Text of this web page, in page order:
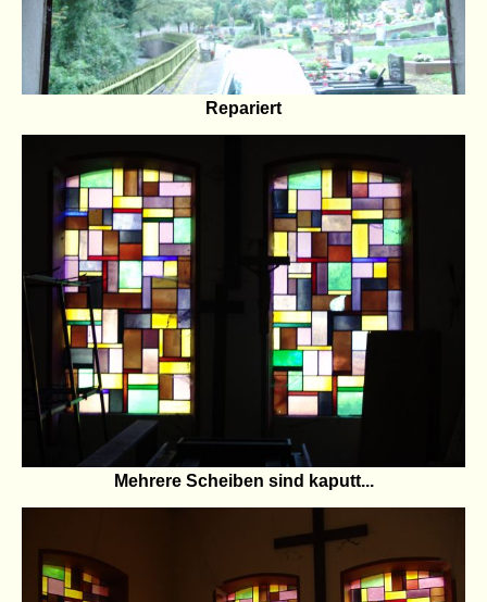
Repariert
Mehrere Scheiben sind kaputt...